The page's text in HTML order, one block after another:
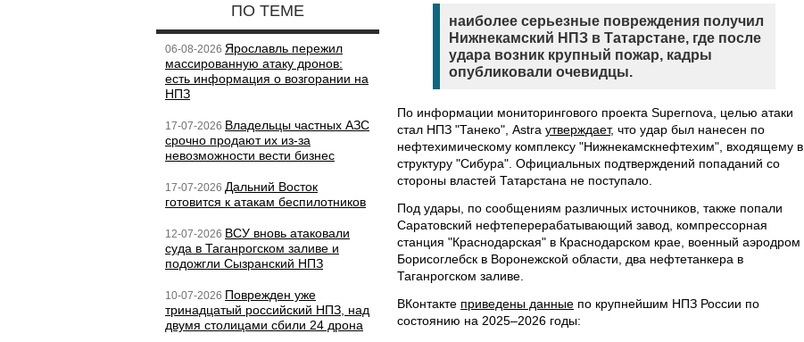
ПО ТЕМЕ
06-08-2026 Ярославль пережил
массированную атаку дронов:
есть информация о возгорании на
НПЗ
17-07-2026 Владельцы частных АЗС
срочно продают их из-за
невозможности вести бизнес
17-07-2026 Дальний Восток
готовится к атакам беспилотников
12-07-2026 ВСУ вновь атаковали
суда в Таганрогском заливе и
подожгли Сызранский НПЗ
10-07-2026 Поврежден уже
тринадцатый российский НПЗ, над
двумя столицами сбили 24 дрона
наиболее серьезные повреждения получил
Нижнекамский НПЗ в Татарстане, где после
удара возник крупный пожар, кадры
опубликовали очевидцы.
По информации мониторингового проекта Supernova, целью атаки
стал НПЗ "Танеко", Astra утверждает, что удар был нанесен по
нефтехимическому комплексу "Нижнекамскнефтехим", входящему в
структуру "Сибура". Официальных подтверждений попаданий со
стороны властей Татарстана не поступало.
Под удары, по сообщениям различных источников, также попали
Саратовский нефтеперерабатывающий завод, компрессорная
станция "Краснодарская" в Краснодарском крае, военный аэродром
Борисоглебск в Воронежской области, два нефтетанкера в
Таганрогском заливе.
ВКонтакте приведены данные по крупнейшим НПЗ России по
состоянию на 2025–2026 годы: